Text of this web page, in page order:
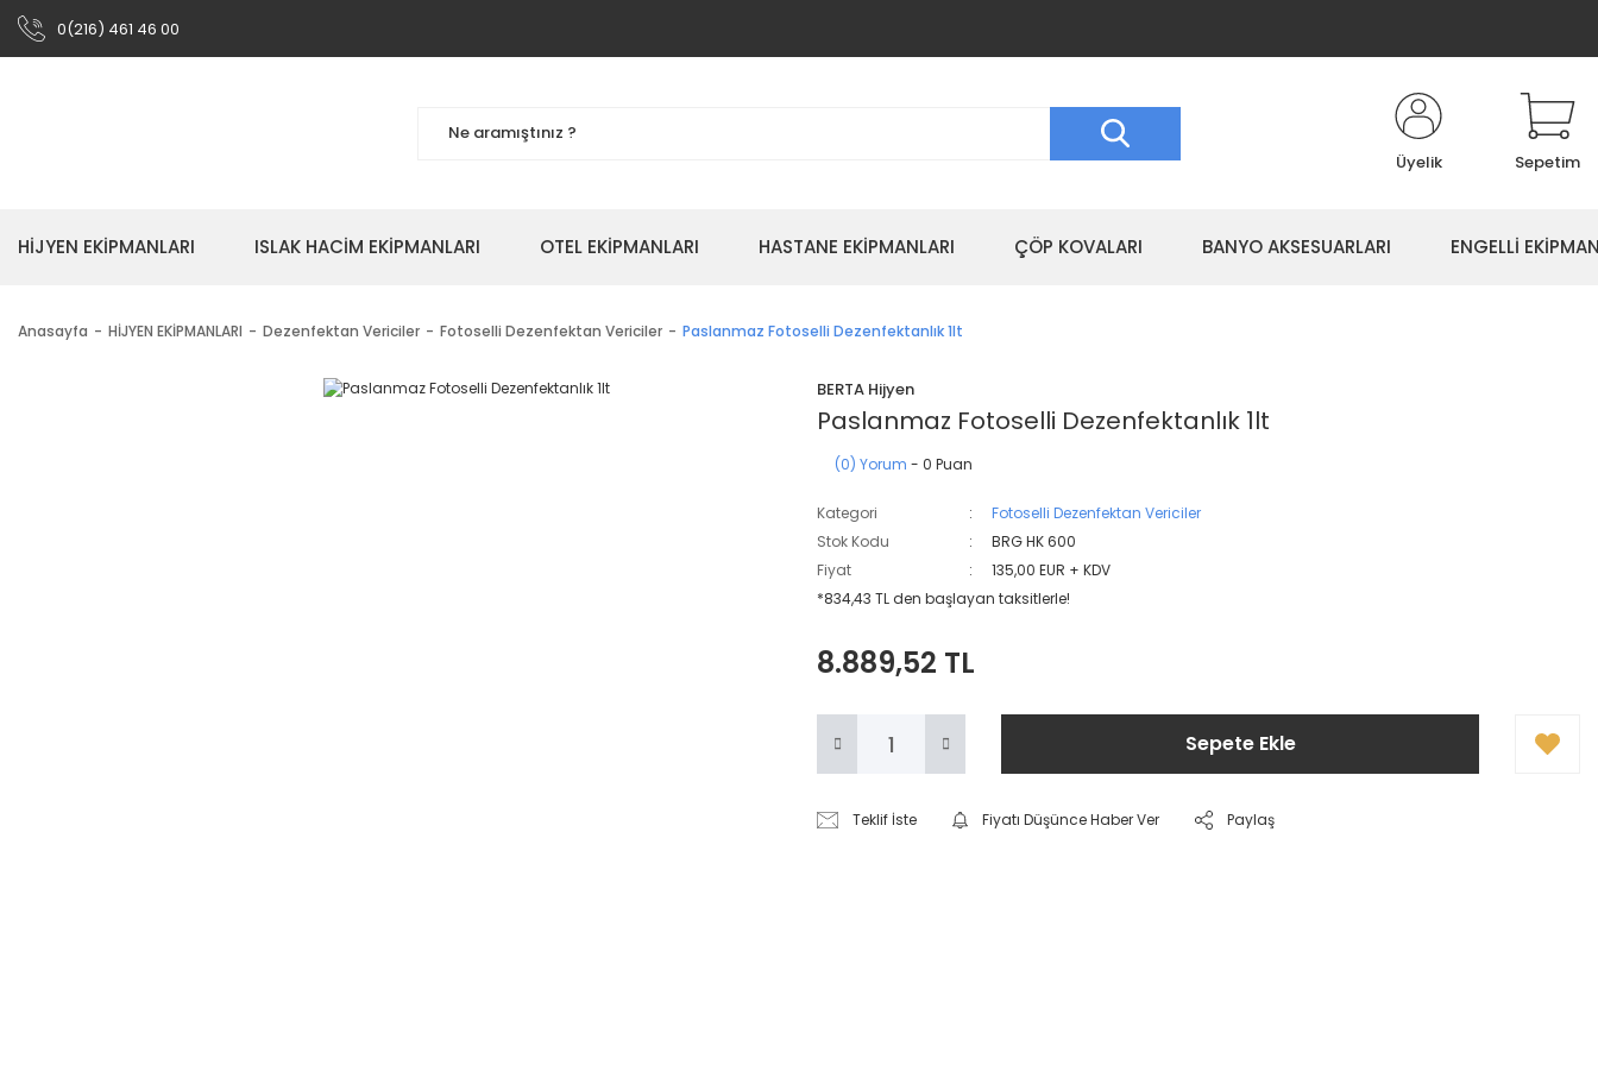
0(216) 461 46 00
Üyelik Sepetim
HİJYEN EKİPMANLARI ISLAK HACİM EKİPMANLARI OTEL EKİPMANLARI HASTANE EKİPMANLARI ÇÖP KOVALARI BANYO AKSESUARLARI ENGELLİ
Anasayfa HİJYEN EKİPMANLARI Dezenfektan Vericiler Fotoselli Dezenfektan Vericiler Paslanmaz Fotoselli Dezenfektanlık 1lt
BERTA Hijyen
Paslanmaz Fotoselli Dezenfektanlık 1lt
(0) Yorum - 0 Puan
Kategori
Fotoselli Dezenfektan Vericiler
Stok Kodu
BRG HK 600
Fiyat
135,00 EUR + KDV
*834,43 TL den başlayan taksitlerle!
8.889,52 TL
Sepete Ekle
Teklif İste Fiyatı Düşünce Haber Ver Paylaş